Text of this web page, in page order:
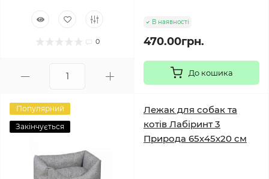
0
В наявності
470.00грн.
До кошика
Популярний
Закінчується
Лежак для собак та
котів Лабіринт 3
Природа 65х45х20 см